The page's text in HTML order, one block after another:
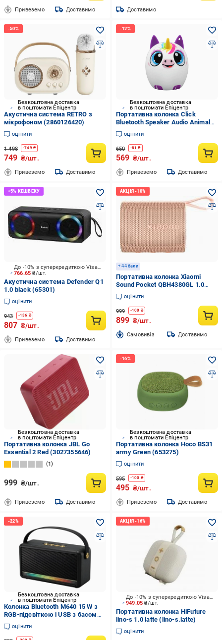
Привеземо Доставимо Доставимо
Безкоштовна доставка
в поштомати Епіцентр
Акустична система RETRO з
мікрофоном (2860126420)
оцінити
1 498 -749₴
749 ₴/шт.
Привеземо Доставимо
Безкоштовна доставка
в поштомати Епіцентр
Портативна колонка Click
Bluetooth Speaker Audio Animals
Єдиноріг
оцінити
650 -81 ₴
569 ₴/шт.
Привеземо Доставимо
766.65₴/шт.
До -10% з суперкредиткою Visa Вигода
Акустична система Defender Q1
1.0 black (65301)
оцінити
943 -136 ₴
807 ₴/шт.
Привеземо Доставимо
+ 44 бали
Портативна колонка Xiaomi
Sound Pocket QBH4380GL 1.0
pink (1168144)
оцінити
999 -100 ₴
899 ₴/шт.
Cамовивіз Доставимо
Безкоштовна доставка
в поштомати Епіцентр
Портативна колонка JBL Go
Essential 2 Red (3027355646)
1
999 ₴/шт.
Привеземо Доставимо
Безкоштовна доставка
в поштомати Епіцентр
Портативна колонка Hoco BS31
army Green (653275)
оцінити
595 -100 ₴
495 ₴/шт.
Привеземо Доставимо
Безкоштовна доставка
в поштомати Епіцентр
Колонка Bluetooth M640 15 W з
RGB-підсвіткою і USB з басом
(10462)
оцінити
949.05₴/шт.
До -10% з суперкредиткою Visa Вигода
Портативна колонка HiFuture
lino-s 1.0 latte (lino-s.latte)
оцінити